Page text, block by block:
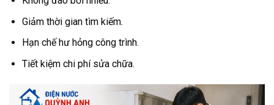
Giảm thời gian tìm kiếm.
Hạn chế hư hỏng công trình.
Tiết kiệm chi phí sửa chữa.